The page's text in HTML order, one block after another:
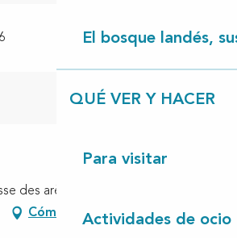
El bosque landés,
QUÉ VER Y HACER
Para visitar
Actividades de ocio
des arènes, 40260 Castets
Cómo llegar